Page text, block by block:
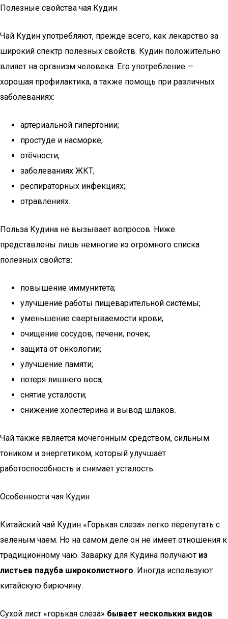
Полезные свойства чая Кудин
Чай Кудин употребляют, прежде всего, как лекарство за
широкий спектр полезных свойств. Кудин положительно
влияет на организм человека. Его употребление —
хорошая профилактика, а также помощь при различных
заболеваниях:
артериальной гипертонии;
простуде и насморке;
отёчности;
заболеваниях ЖКТ;
респираторных инфекциях;
отравлениях.
Польза Кудина не вызывает вопросов. Ниже
представлены лишь немногие из огромного списка
полезных свойств:
повышение иммунитета;
улучшение работы пищеварительной системы;
уменьшение свертываемости крови;
очищение сосудов, печени, почек;
защита от онкологии;
улучшение памяти;
потеря лишнего веса;
снятие усталости;
снижение холестерина и вывод шлаков.
Чай также является мочегонным средством, сильным
тоником и энергетиком, который улучшает
работоспособность и снимает усталость.
Особенности чая Кудин
Китайский чай Кудин «Горькая слеза» легко перепутать с
зеленым чаем. Но на самом деле он не имеет отношения к
традиционному чаю. Заварку для Кудина получают из
листьев падуба широколистного. Иногда используют
китайскую бирючину.
Сухой лист «горькая слеза» бывает нескольких видов: